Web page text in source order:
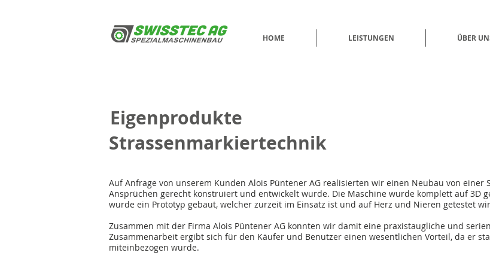
HOME LEISTUNGEN ÜBER
Eigenprodukte
Strassenmarkiertechnik
Auf Anfrage von unserem Kunden Alois Püntener AG realisierten wir einen Neubau von einer
Ansprüchen gerecht konstruiert und entwickelt wurde. Die Maschine wurde komplett auf 3D
wurde ein Prototyp gebaut, welcher zurzeit im Einsatz ist und auf Herz und Nieren getestet
Zusammen mit der Firma Alois Püntener AG konnten wir damit eine praxistaugliche und
Zusammenarbeit ergibt sich für den Käufer und Benutzer einen wesentlichen Vorteil, da er
miteinbezogen wurde.